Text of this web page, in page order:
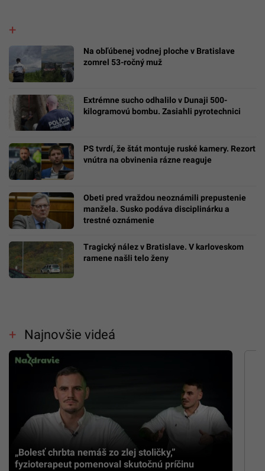
Na obľúbenej vodnej ploche v Bratislave
zomrel 53-ročný muž
Extrémne sucho odhalilo v Dunaji 500-
kilogramovú bombu. Zasiahli pyrotechnici
PS tvrdí, že štát montuje ruské kamery. Rezort
vnútra na obvinenia rázne reaguje
Obeti pred vraždou neoznámili prepustenie
manžela. Susko podáva disciplinárku a
trestné oznámenie
Tragický nález v Bratislave. V karloveskom
ramene našli telo ženy
Najnovšie videá
„Bolesť chrbta nemáš zo zlej stoličky,”
fyzioterapeut pomenoval skutočnú príčinu